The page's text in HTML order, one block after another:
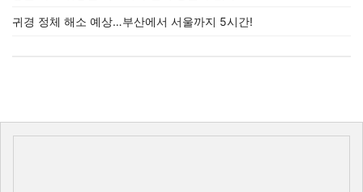
귀경 정체 해소 예상…부산에서 서울까지 5시간!